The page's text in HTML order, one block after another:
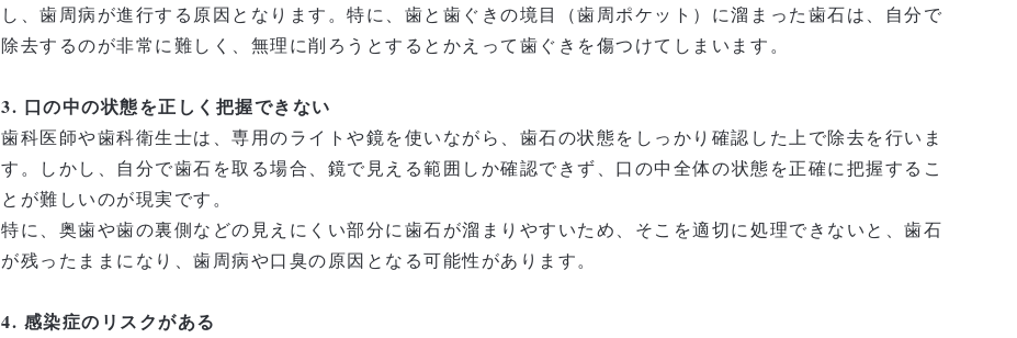
し、歯周病が進行する原因となります。特に、歯と歯ぐきの境目（歯周ポケット）に溜まった歯石は、自分で
除去するのが非常に難しく、無理に削ろうとするとかえって歯ぐきを傷つけてしまいます。
3. 口の中の状態を正しく把握できない
歯科医師や歯科衛生士は、専用のライトや鏡を使いながら、歯石の状態をしっかり確認した上で除去を行いま
す。しかし、自分で歯石を取る場合、 鏡で見える範囲しか確認できず、口の中全体の状態を正確に把握するこ
とが難しいのが現実です。
特に、奥歯や歯の裏側などの見えにくい部分に歯石が溜まりやすいため、そこを適切に処理できないと、歯石
が残ったままになり、歯周病や口臭の原因となる可能性があります。
4. 感染症のリスクがある